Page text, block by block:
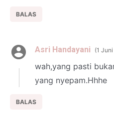
BALAS
Asri Handayani 1
wah,yang pasti
yang nyepam.Hhhe
BALAS